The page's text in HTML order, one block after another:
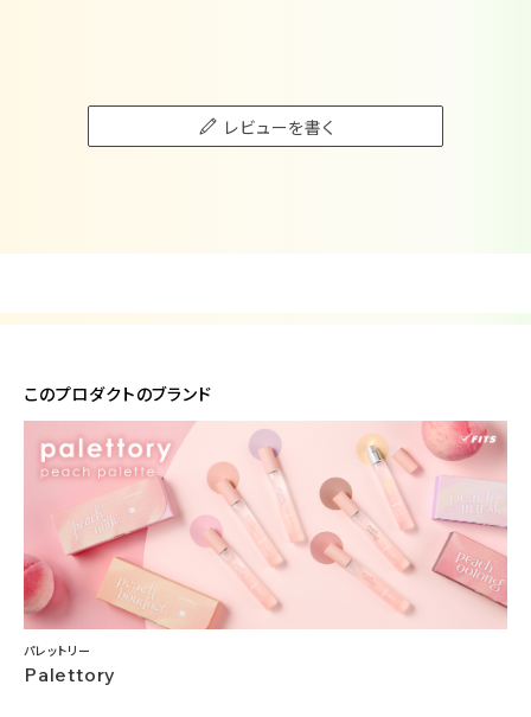
レビューを書く
このプロダクトのブランド
パレットリー
Palettory